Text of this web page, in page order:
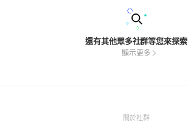
還有其他眾多社群等您來探索
顯示更多
關於社群(Open